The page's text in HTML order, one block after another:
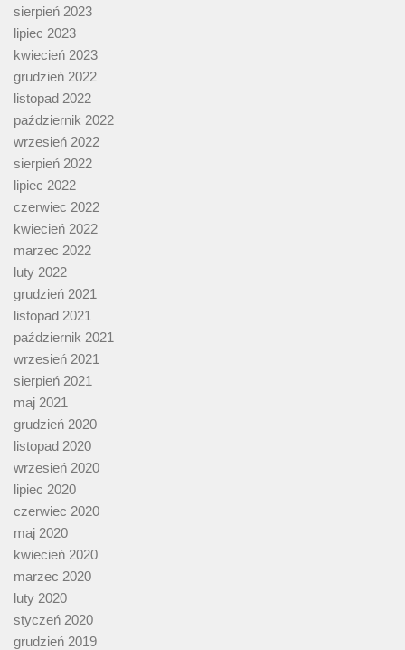
sierpień 2023
lipiec 2023
kwiecień 2023
grudzień 2022
listopad 2022
październik 2022
wrzesień 2022
sierpień 2022
lipiec 2022
czerwiec 2022
kwiecień 2022
marzec 2022
luty 2022
grudzień 2021
listopad 2021
październik 2021
wrzesień 2021
sierpień 2021
maj 2021
grudzień 2020
listopad 2020
wrzesień 2020
lipiec 2020
czerwiec 2020
maj 2020
kwiecień 2020
marzec 2020
luty 2020
styczeń 2020
grudzień 2019